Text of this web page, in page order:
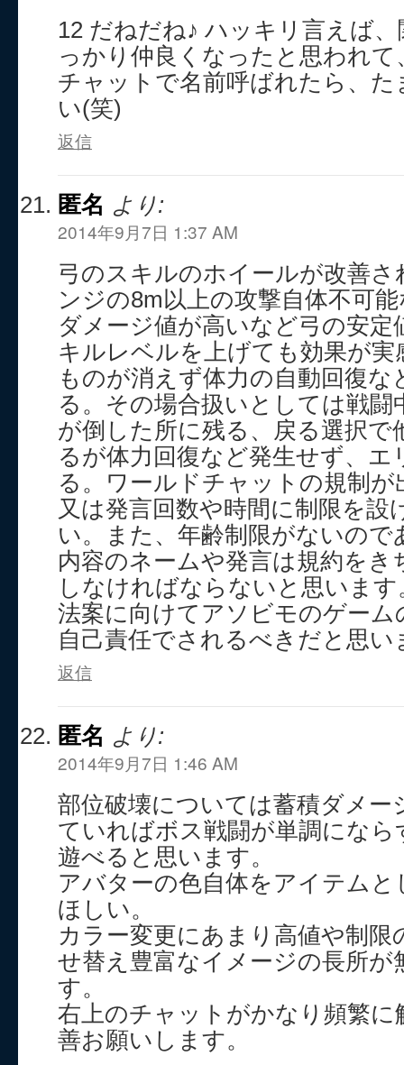
12 だねだね♪ ハッキリ言えば
っかり仲良くなったと思われ
チャットで名前呼ばれたら、
い(笑)
返信
匿名 より:
2014年9月7日 1:37 AM
弓のスキルのホイールが改善
ンジの8m以上の攻撃自体不可
ダメージ値が高いなど弓の安
キルレベルを上げても効果が実
ものが消えず体力の自動回復な
る。その場合扱いとしては戦闘
が倒した所に残る、戻る選択で
るが体力回復など発生せず、エ
る。ワールドチャットの規制
又は発言回数や時間に制限を設
い。また、年齢制限がないので
内容のネームや発言は規約をき
しなければならないと思いま
法案に向けてアソビモのゲー
自己責任でされるべきだと思い
返信
匿名 より:
2014年9月7日 1:46 AM
部位破壊については蓄積ダメー
ていればボス戦闘が単調にな
遊べると思います。
アバターの色自体をアイテム
ほしい。
カラー変更にあまり高値や制
せ替え豊富なイメージの長所が
す。
右上のチャットがかなり頻繁
善お願いします。